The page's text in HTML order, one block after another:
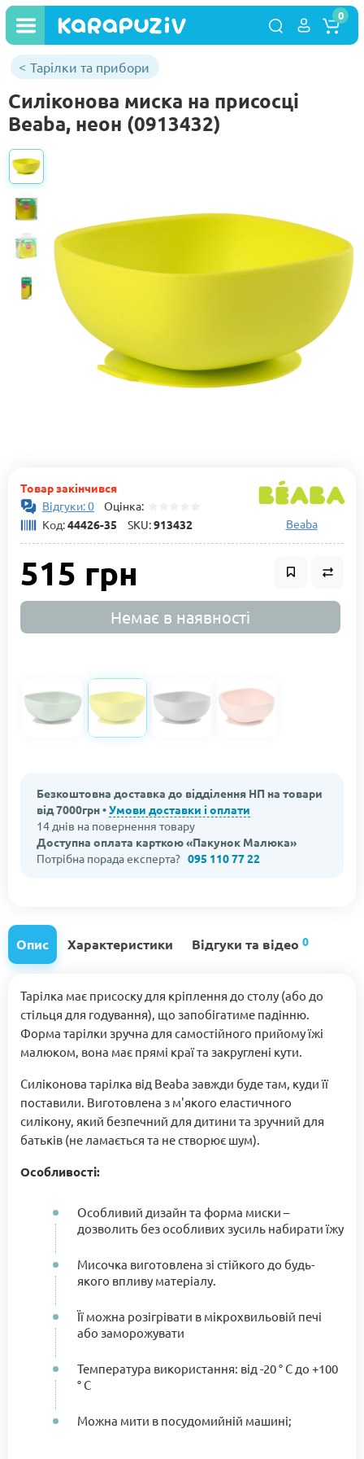
0
Тарілки та прибори
Силіконова миска на присосці
Beaba, неон (0913432)
Товар закінчився
Відгуки: 0 Оцінка:
Код:44426-35 SKU:913432 Beaba
515 грн
Немає в наявності
Безкоштовна доставка до відділення НП на товари
від 7000грн •Умови доставки і оплати
14 днів на повернення товару
Доступна оплата карткою «Пакунок Малюка»
Потрібна порада експерта? 095 110 77 22
Опис Характеристики Відгуки та відео 0
Тарілка має присоску для кріплення до столу (або до
стільця для годування), що запобігатиме падінню.
Форма тарілки зручна для самостійного прийому їжі
малюком, вона має прямі краї та закруглені кути.
Силіконова тарілка від Beaba завжди буде там, куди її
поставили. Виготовлена з м'якого еластичного
силікону, який безпечний для дитини та зручний для
батьків (не ламається та не створює шум).
Особливості:
Особливий дизайн та форма миски –
дозволить без особливих зусиль набирати їжу
Мисочка виготовлена зі стійкого до будь-
якого впливу матеріалу.
Її можна розігрівати в мікрохвильовій печі
або заморожувати
Температура використання: від -20 ° C до +100
° C
Можна мити в посудомийній машині;